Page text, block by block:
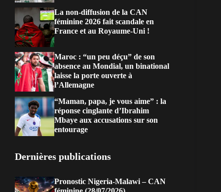
La non-diffusion de la CAN
féminine 2026 fait scandale en
France et au Royaume-Uni !
Maroc : “un peu déçu” de son
absence au Mondial, un binational
laisse la porte ouverte à
l’Allemagne
“Maman, papa, je vous aime” : la
réponse cinglante d’Ibrahim
Mbaye aux accusations sur son
entourage
Dernières publications
Pronostic Nigeria-Malawi – CAN